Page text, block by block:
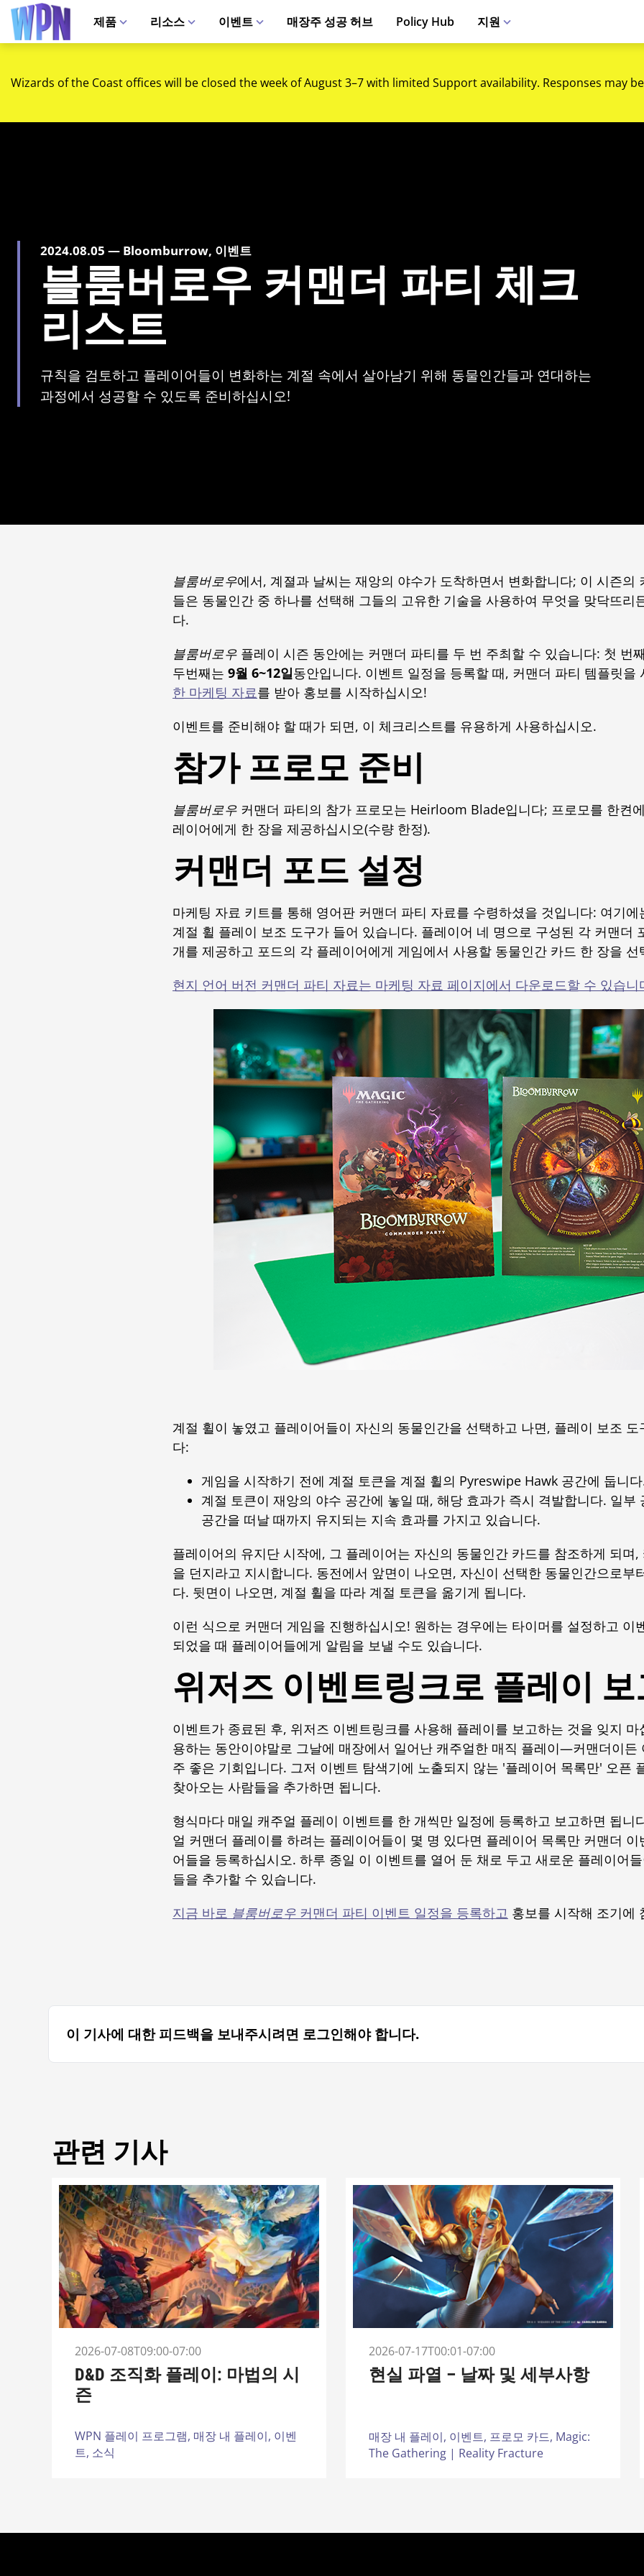
제품 리소스 이벤트 매장주 성공 허브 Policy Hub 지원
Wizards of the Coast offices will be closed the week of August 3–7 with limited Support availability. Responses may
2024.08.05 — Bloomburrow, 이벤트
블룸버로우 커맨더 파티 체크
리스트
규칙을 검토하고 플레이어들이 변화하는 계절 속에서 살아남기 위해 동물인간들과 연대하는
과정에서 성공할 수 있도록 준비하십시오!
블룸버로우에서, 계졀과 날씨는 재앙의 야수가 도착하면서 변화합니다; 이 시즌의
들은 동물인간 중 하나를 선택해 그들의 고유한 기술을 사용하여 무엇을 맞닥뜨리
다.
블룸버로우 플레이 시즌 동안에는 커맨더 파티를 두 번 주최할 수 있습니다: 첫 번
두번째는 9월 6~12일동안입니다. 이벤트 일정을 등록할 때, 커맨더 파티 템플릿을
한 마케팅 자료를 받아 홍보를 시작하십시오!
이벤트를 준비해야 할 때가 되면, 이 체크리스트를 유용하게 사용하십시오.
참가 프로모 준비
블룸버로우 커맨더 파티의 참가 프로모는 Heirloom Blade입니다; 프로모를 한켠
레이어에게 한 장을 제공하십시오(수량 한정).
커맨더 포드 설정
마케팅 자료 키트를 통해 영어판 커맨더 파티 자료를 수령하셨을 것입니다: 여기
계절 휠 플레이 보조 도구가 들어 있습니다. 플레이어 네 명으로 구성된 각 커맨더
개를 제공하고 포드의 각 플레이어에게 게임에서 사용할 동물인간 카드 한 장을
현지 언어 버전 커맨더 파티 자료는 마케팅 자료 페이지에서 다운로드할 수 있습니
계절 휠이 놓였고 플레이어들이 자신의 동물인간을 선택하고 나면, 플레이 보조
다:
게임을 시작하기 전에 계절 토큰을 계절 휠의 Pyreswipe Hawk 공간에 둡니
계절 토큰이 재앙의 야수 공간에 놓일 때, 해당 효과가 즉시 격발합니다. 일부
공간을 떠날 때까지 유지되는 지속 효과를 가지고 있습니다.
플레이어의 유지단 시작에, 그 플레이어는 자신의 동물인간 카드를 참조하게 되며
을 던지라고 지시합니다. 동전에서 앞면이 나오면, 자신이 선택한 동물인간으로부
다. 뒷면이 나오면, 계절 휠을 따라 계절 토큰을 옮기게 됩니다.
이런 식으로 커맨더 게임을 진행하십시오! 원하는 경우에는 타이머를 설정하고 이
되었을 때 플레이어들에게 알림을 보낼 수도 있습니다.
위저즈 이벤트링크로 플레이 보
이벤트가 종료된 후, 위저즈 이벤트링크를 사용해 플레이를 보고하는 것을 잊지
용하는 동안이야말로 그날에 매장에서 일어난 캐주얼한 매직 플레이—커맨더이
주 좋은 기회입니다. 그저 이벤트 탐색기에 노출되지 않는 '플레이어 목록만' 오픈
찾아오는 사람들을 추가하면 됩니다.
형식마다 매일 캐주얼 플레이 이벤트를 한 개씩만 일정에 등록하고 보고하면 됩니
얼 커맨더 플레이를 하려는 플레이어들이 몇 명 있다면 플레이어 목록만 커맨더
어들을 등록하십시오. 하루 종일 이 이벤트를 열어 둔 채로 두고 새로운 플레이어
들을 추가할 수 있습니다.
지금 바로 블룸버로우 커맨더 파티 이벤트 일정을 등록하고 홍보를 시작해 조기에
이 기사에 대한 피드백을 보내주시려면 로그인해야 합니다.
관련 기사
2026-07-08T09:00-07:00
D&D 조직화 플레이: 마법의 시
즌
WPN 플레이 프로그램, 매장 내 플레이, 이벤
트, 소식
2026-07-17T00:01-07:00
현실 파열 – 날짜 및 세부사항
매장 내 플레이, 이벤트, 프로모 카드, Magic:
The Gathering | Reality Fracture